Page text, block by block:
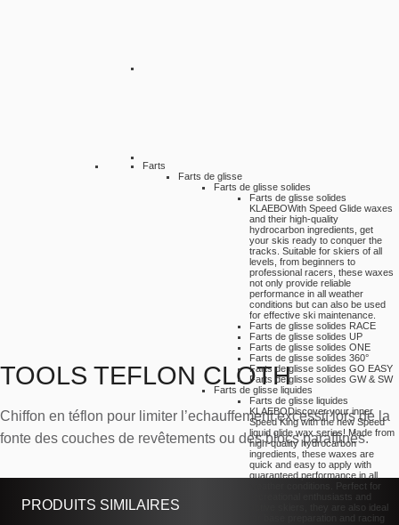
Farts
Farts de glisse
Farts de glisse solides
Farts de glisse solides
KLAEBOWith Speed Glide waxes
and their high-quality
hydrocarbon ingredients, get
your skis ready to conquer the
tracks. Suitable for skiers of all
levels, from beginners to
professional racers, these waxes
not only provide reliable
performance in all weather
conditions but can also be used
for effective ski maintenance.
Farts de glisse solides RACE
Farts de glisse solides UP
Farts de glisse solides ONE
Farts de glisse solides 360°
Farts de glisse solides GO EASY
Farts de glisse solides GW & SW
Farts de glisse liquides
Farts de glisse liquides
KLAEBODiscover your inner
Speed King with the new Speed
liquid glide wax series! Made from
high-quality hydrocarbon
ingredients, these waxes are
quick and easy to apply with
guaranteed performance in all
weather conditions. Perfect for
recreational enthusiasts and
active skiers, they are also ideal
for base preparation and racing
TOOLS TEFLON CLOTH
Chiffon en téflon pour limiter l’echauffement excessif lors de la
fonte des couches de revêtements ou des blocs paraffinés.
PRODUITS SIMILAIRES